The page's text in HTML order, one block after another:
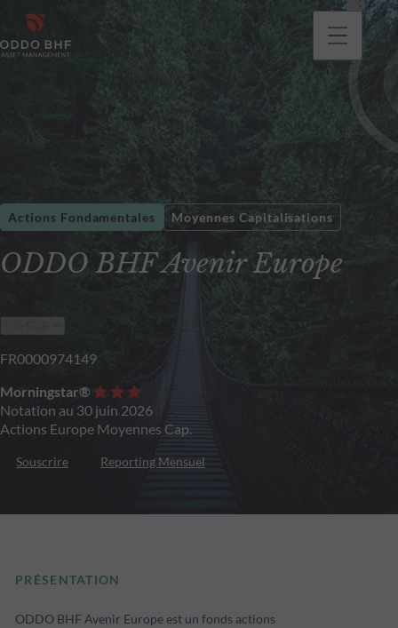
ODDO BHF Avenir Europe
Actions Fondamentales Moyennes Capitalisations
FR0000974149
Morningstar®
Notation au 30 juin 2026
Actions Europe Moyennes Cap.
Souscrire Reporting Mensuel
PRÉSENTATION
ODDO BHF Avenir Europe est un fonds actions